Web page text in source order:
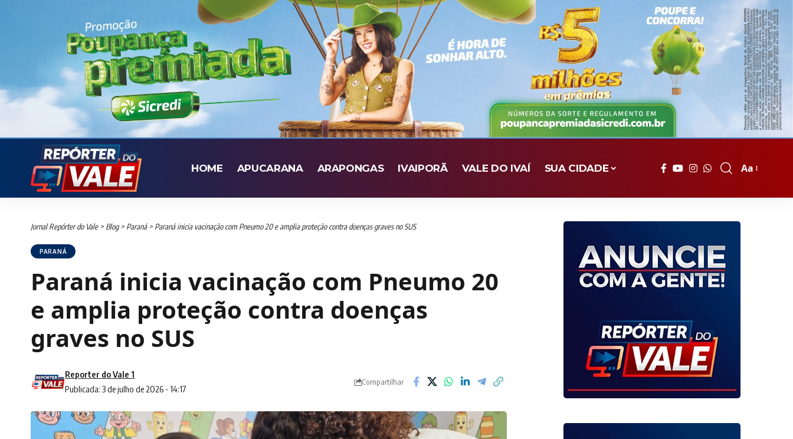
HOME APUCARANA ARAPONGAS IVAIPORÃ VALE DO IVAÍ SUA CIDADE
Font
Aa
Jornal Repórter do Vale> Blog> Paraná> Paraná inicia vacinação com Pneumo 20 e amplia proteção contra doenças graves no SUS
PARANÁ
Paraná inicia vacinação com Pneumo 20
e amplia proteção contra doenças
graves no SUS
Publicada: 3 de julho de 2026 - 14:17
Reporter do Vale 1
Compartilhar